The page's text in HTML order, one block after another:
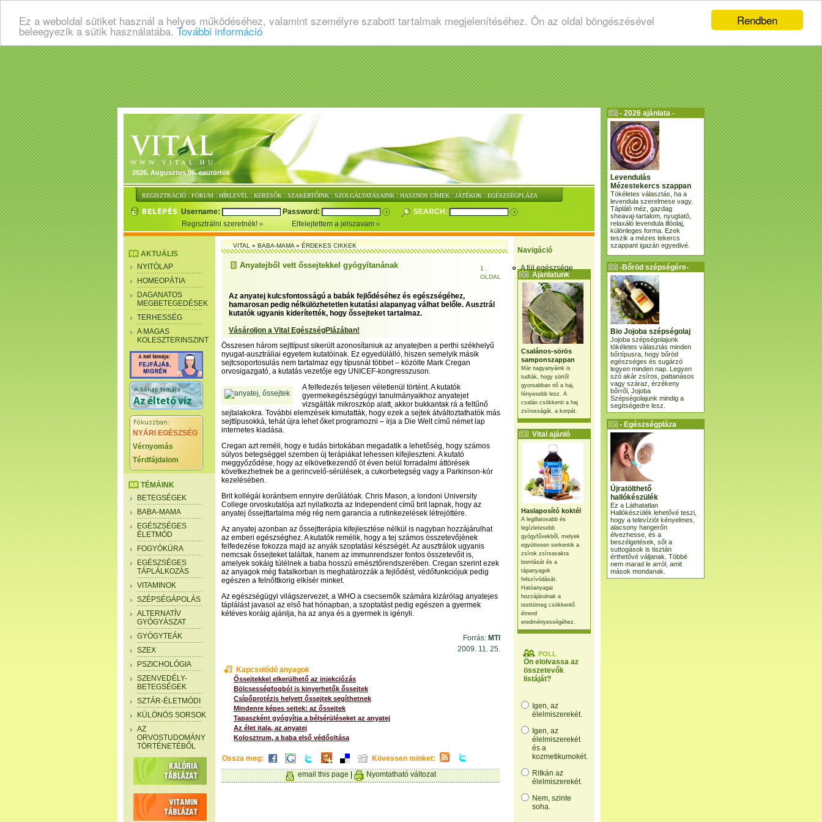
Rendben
Ez a weboldal sütiket használ a helyes működéséhez, valamint személyre szabott tartalmak megjelenítéséhez. Ön az oldal böngészésével
beleegyezik a sütik használatába. További információ
2026. Augusztus 06. csütörtök
REGISZTRÁCIÓ : FÓRUM : HÍRLEVÉL : KERESŐK : SZAKÉRTŐINK : SZOLGÁLTATÁSAINK : HASZNOS CÍMEK : JÁTÉKOK : EGÉSZSÉGPLÁZA
Username: Password:
SEARCH:
Regisztrálni szeretnék!
Elfelejtettem a jelszavam
Navigáció
A fül egészsége
Ajánlatunk
Csalános-sörös
samponszappan
Már nagyanyáink is
tudták, hogy sörtől
gyorsabban nő a haj,
fényesebb lesz. A
csalán csökkenti a haj
zsírosságát, a korpát.
Vital ajánló
Haslaposító koktél
A legillatosabb és
legízletesebb
gyógyfűvekből, melyek
együttesen serkentik a
zsírok zsírsavakra
bomlását és a
tápanyagok
felszívódását.
Hatóanyagai
hozzájárulnak a
testtömeg csökkentő
étrend
eredményességéhez.
POLL
Ön elolvassa az
összetevők
listáját?
Igen, az
élelmiszerekét.
Igen, az
élelmiszerekét
és a
kozmetikumokét.
Ritkán az
élelmiszerekét.
Nem, szinte
soha.
AKTUÁLIS
NYITÓLAP
HOMEOPÁTIA
DAGANATOS
MEGBETEGEDÉSEK
TERHESSÉG
A MAGAS
KOLESZTERINSZINT
NYÁRI EGÉSZSÉG
Vérnyomás
Térdfájdalom
TÉMÁINK
BETEGSÉGEK
BABA-MAMA
EGÉSZSÉGES
ÉLETMÓD
FOGYÓKÚRA
EGÉSZSÉGES
TÁPLÁLKOZÁS
VITAMINOK
SZÉPSÉGÁPOLÁS
ALTERNATÍV
GYÓGYÁSZAT
GYÓGYTEÁK
SZEX
PSZICHOLÓGIA
SZENVEDÉLY-
BETEGSÉGEK
SZTÁR-ÉLETMÓDI
KÜLÖNÖS SORSOK
AZ
ORVOSTUDOMÁNY
TÖRTÉNETÉBŐL
VITAL»BABA-MAMA»ÉRDEKES CIKKEK
Anyatejből vett őssejtekkel gyógyítanának
1 .
OLDAL
Az anyatej kulcsfontosságú a babák fejlődéséhez és egészségéhez,
hamarosan pedig nélkülözhetetlen kutatási alapanyag válhat belőle. Ausztrál
kutatók ugyanis kiderítették, hogy őssejteket tartalmaz.
Vásároljon a Vital EgészségPlázában!
Összesen három sejttípust sikerült azonosítaniuk az anyatejben a perthi székhelyű
nyugat-ausztráliai egyetem kutatóinak. Ez egyedülálló, hiszen semelyik másik
sejtcsoportosulás nem tartalmaz egy típusnál többet – közölte Mark Cregan
orvosigazgató, a kutatás vezetője egy UNICEF-kongresszuson.
A felfedezés teljesen véletlenül történt. A kutatók
gyermekegészségügyi tanulmányaikhoz anyatejet
vizsgálták mikroszkóp alatt, akkor bukkantak rá a feltűnő
sejtalakokra. További elemzések kimutatták, hogy ezek a sejtek átváltoztathatók más
sejttípusokká, tehát újra lehet őket programozni – írja a Die Welt című német lap
internetes kiadása.
Cregan azt reméli, hogy e tudás birtokában megadatik a lehetőség, hogy számos
súlyos betegséggel szemben új terápiákat lehessen kifejleszteni. A kutató
meggyőződése, hogy az elkövetkezendő öt éven belül forradalmi áttörések
következhetnek be a gerincvelő-sérülések, a cukorbetegség vagy a Parkinson-kór
kezelésében.
Brit kollégái korántsem ennyire derűlátóak. Chris Mason, a londoni University
College orvoskutatója azt nyilatkozta az Independent című brit lapnak, hogy az
anyatej őssejttartalma még rég nem garancia a rutinkezelések létrejöttére.
Az anyatej azonban az őssejtterápia kifejlesztése nélkül is nagyban hozzájárulhat
az emberi egészséghez. A kutatók remélik, hogy a tej számos összetevőjének
felfedezése fokozza majd az anyák szoptatási készségét. Az ausztrálok ugyanis
nemcsak őssejteket találtak, hanem az immunrendszer fontos összetevőit is,
amelyek sokáig túlélnek a baba hosszú emésztőrendszerében. Cregan szerint ezek
az anyagok még fiatalkorban is meghatározzák a fejlődést, védőfunkciójuk pedig
egészen a felnőttkorig elkísér minket.
Az egészségügyi világszervezet, a WHO a csecsemők számára kizárólag anyatejes
táplálást javasol az első hat hónapban, a szoptatást pedig egészen a gyermek
kétéves koráig ajánlja, ha az anya és a gyermek is igényli.
Forrás: MTI
2009. 11. 25.
Kapcsolódó anyagok
Őssejtekkel elkerülhető az injekciózás
Bölcsességfogból is kinyerhetők őssejtek
Csípőprotézis helyett őssejtek segíthetnek
Mindenre képes sejtek: az őssejtek
Tapaszként gyógyítja a bélsérüléseket az anyatej
Az élet itala, az anyatej
Kolosztrum, a baba első védőoltása
Ossza meg:
Kövessen minket:
email this page
Nyomtatható változat
- 2026 ajánlata -
Levendulás
Mézestekercs szappan
Tökéletes választás, ha a
levendula szerelmese vagy.
Tápláló méz, gazdag
sheavaj-tartalom, nyugtató,
relaxáló levendula illóolaj,
különleges forma. Ezek
teszik a mézes tekercs
szappant igazán egyedivé.
-Bőröd szépségére-
Bio Jojoba szépségolaj
Jojoba szépségolajunk
tökéletes választás minden
bőrtípusra, hogy bőröd
egészséges és sugárzó
legyen minden nap. Legyen
szó akár zsíros, pattanásos
vagy száraz, érzékeny
bőrről, Jojoba
Szépségolajunk mindig a
segítségedre lesz.
- Egészségpláza
ajánlatunk -
Újratölthető
hallókészülék
Ez a Láthatatlan
Hallókészülék lehetővé teszi,
hogy a televíziót kényelmes,
alacsony hangerőn
élvezhesse, és a
beszélgetések, sőt a
suttogások is tisztán
érthetővé váljanak. Többé
nem marad le arról, amit
mások mondanak.